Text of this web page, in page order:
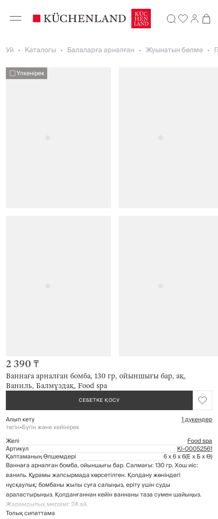
Уй Каталогы Балаларға арналған Жуынатын бөлме
Үлкенірек
Ваннаға арналған бомба, 130 гр, ойыншығы бар, ақ,
Ваниль, Балмұздақ, Food spa
2 390 ₸
СЕБЕТКЕ ҚОСУ
Алып кету 1 дүкендер
тегін•Бүгін және кейінірек
Желі
Food spa
Артикул Kl-00052561
Қаптаманың Өлшемдері 6 x 6 x 6(Е x Б x Ө)
Ваннаға арналған бомба, ойыншығы бар. Салмағы: 130 гр. Хош иіс:
ваниль. Құрамы жапсырмада көрсетілген. Қолдану жөніндегі
нұсқаулық: бомбаны жылы суға салыңыз, еріту үшін суды
араластырыңыз. Қолданғаннан кейін ваннаны таза сумен шайыңыз.
Жарамдылық мерзімі: 24 ай.
Толық сипаттама